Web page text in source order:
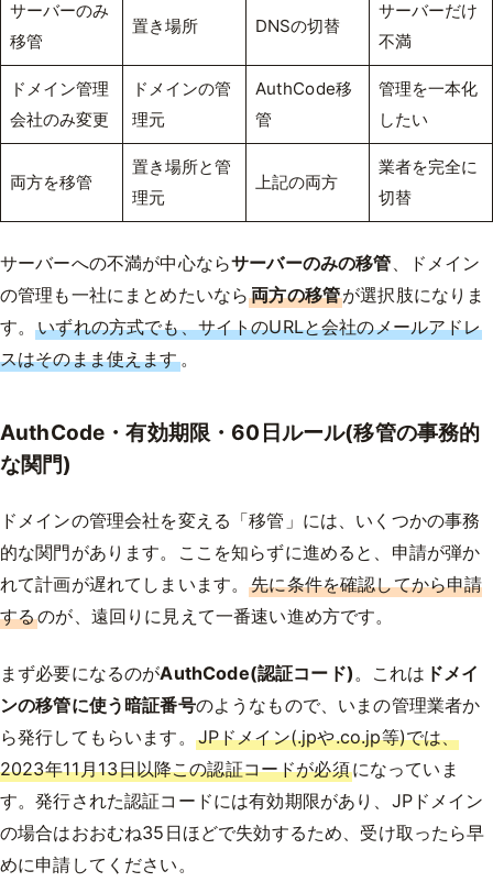
サーバーのみ
移管
置き場所 DNSの切替
サーバーだけ
不満
ドメイン管理
会社のみ変更
ドメインの管
理元
AuthCode移
管
管理を一本化
したい
両方を移管
置き場所と管
理元
上記の両方
業者を完全に
切替
サーバーへの不満が中心ならサーバーのみの移管 、ドメイン
の管理も一社にまとめたいなら両方の移管が選択肢になりま
す。いずれの方式でも、サイトのURLと会社のメールアドレ
スはそのまま使えます。
AuthCode・有効期限・60日ルール(移管の事務的
な関門)
ドメインの管理会社を変える「移管」には、いくつかの事務
的な関門があります。ここを知らずに進めると、申請が弾か
れて計画が遅れてしまいます。先に条件を確認してから申請
するのが、遠回りに見えて一番速い進め方です。
まず必要になるのがAuthCode(認証コード) 。これは ドメイ
ンの移管に使う暗証番号のようなもので、いまの管理業者か
ら発行してもらいます。 JPドメイン(.jpや.co.jp等)では、
2023年11月13日以降この認証コードが必須になっていま
す。発行された認証コードには有効期限があり、JPドメイン
の場合はおおむね35日ほどで失効するため、受け取ったら早
めに申請してください。